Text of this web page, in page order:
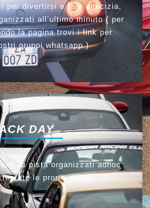
per divertirsi e fare amicizia,
all’ultimo minuto ( per
la pagina trovi i link per
gruppi whatsapp )
DAY
in pista organizzati adhoc
le prorie abilità.